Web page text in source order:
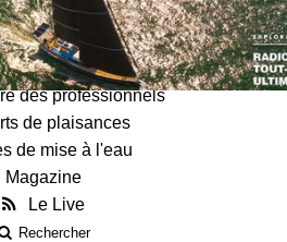
Annonces
Guides
des bateaux
des professionnels
de plaisances
de mise à l'eau
Magazine
Le Live
Rechercher